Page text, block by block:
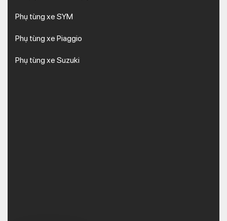
Phụ tùng xe SYM
Phụ tùng xe Piaggio
Phụ tùng xe Suzuki